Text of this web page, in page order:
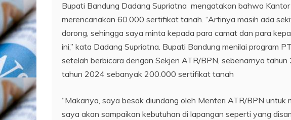
Bupati Bandung Dadang Supriatna mengatakan bahwa
merencanakan 60.000 sertifikat tanah. “Artinya masih ada
dorong, sehingga saya minta kepada para camat dan para
ini,” kata Dadang Supriatna. Bupati Bandung menilai program
setelah berbicara dengan Sekjen ATR/BPN, sebenarnya
tahun 2024 sebanyak 200.000 sertifikat tanah
“Makanya, saya besok diundang oleh Menteri ATR/BPN
saya akan sampaikan kebutuhan di lapangan seperti yang